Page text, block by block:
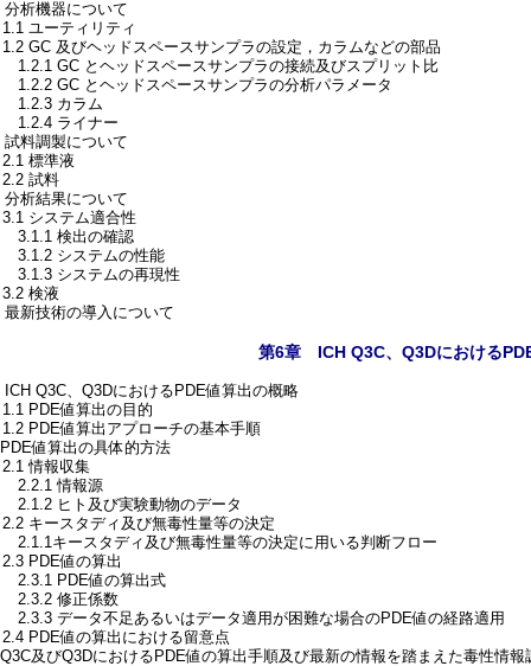
分析機器について
ユーティリティ
GC 及びヘッドスペースサンプラの設定，カラムなどの部品
GC とヘッドスペースサンプラの接続及びスプリット比
GC とヘッドスペースサンプラの分析パラメータ
カラム
ライナー
試料調製について
標準液
試料
分析結果について
システム適合性
検出の確認
システムの性能
システムの再現性
検液
最新技術の導入について
第6章 ICH Q3C、Q3Dにおける
ICH Q3C、Q3DにおけるPDE値算出の概略
PDE値算出の目的
PDE値算出アプローチの基本手順
値算出の具体的方法
情報収集
情報源
ヒト及び実験動物のデータ
キースタディ及び無毒性量等の決定
キースタディ及び無毒性量等の決定に用いる判断フロー
PDE値の算出
PDE値の算出式
修正係数
データ不足あるいはデータ適用が困難な場合のPDE値の経路適用
PDE値の算出における留意点
及びQ3DにおけるPDE値の算出手順及び最新の情報を踏まえた毒性情報